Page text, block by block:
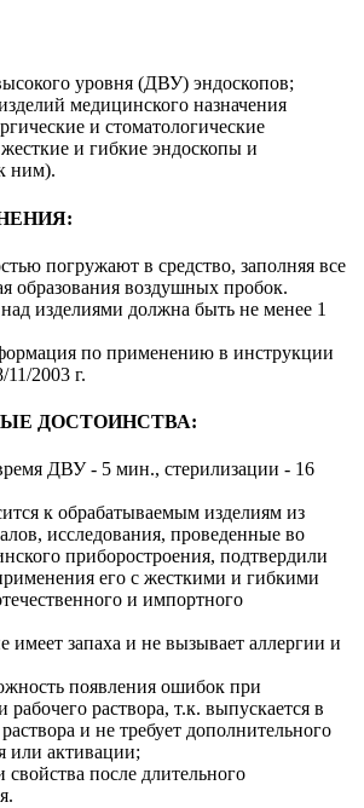
уровня (ДВУ) эндоскопов;
медицинского назначения
и стоматологические
и гибкие эндоскопы и
ним).
погружают в средство, заполняя все
образования воздушных пробок.
изделиями должна быть не менее 1
по применению в инструкции
2003 г.
ДОСТОИНСТВА:
ДВУ - 5 мин., стерилизации - 16
к обрабатываемым изделиям из
исследования, проведенные во
приборостроения, подтвердили
его с жесткими и гибкими
и импортного
имеет запаха и не вызывает аллергии и
появления ошибок при
рабочего раствора, т.к. выпускается в
и не требует дополнительного
или активации;
свойства после длительного